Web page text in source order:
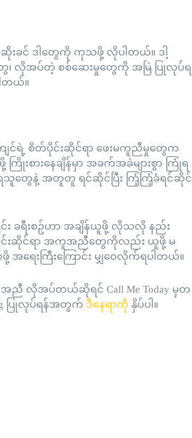
းခင် ဒါတွေကို ကုသဖို့ လိုပါတယ်။ ဒါ့
လိုအပ်တဲ့ စစ်ဆေးမှုတွေကို အမြဲ ပြုလုပ်ရ
တယ်။
ျင်ရဲ့ စိတ်ပိုင်းဆိုင်ရာ ဖေးမကူညီမှုတွေက
စားနေချိန်မှာ အခက်အခဲများစွာ ကြုံရ
ရသူတွေနဲ့ အတူတူ ရင်ဆိုင်ပြီး ကြံ့ကြံ့ခံရင်ဆိုင်
း ခရီးစဥ်ဟာ အချိန်ယူဖို့ လိုသလို နည်း
ပိုင်းဆိုင်ရာ အကူအညီတွေကိုလည်း ယူဖို့ မ
ေးကြီးကြောင်း မျှဝေလိုက်ရပါတယ်။
လိုအပ်တယ်ဆိုရင် Call Me Today မှတ
ပြုလုပ်ရန်အတွက်ဒီနေရာကိုနှိပ်ပါ။